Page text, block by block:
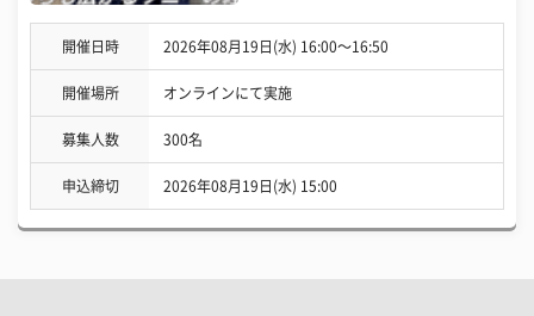
開催日時 2026年08月19日(水) 16:00〜16:50
開催場所 オンラインにて実施
募集人数 300名
申込締切 2026年08月19日(水) 15:00